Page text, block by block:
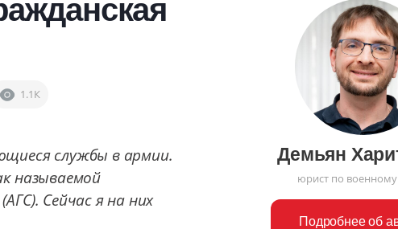
1.1К
службы в армии.
называемой
Сейчас я на них
Демьян
юрист по
Подробнее об